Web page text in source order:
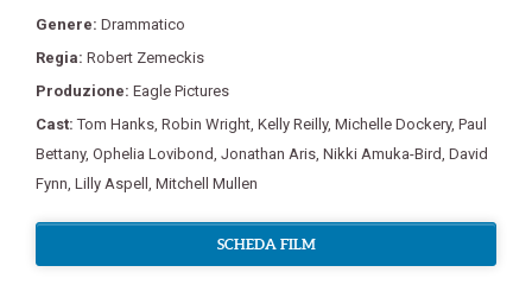
Genere: Drammatico
Regia: Robert Zemeckis
Produzione: Eagle Pictures
Cast:Tom Hanks Robin Wright Kelly Reilly, Michelle Dockery, Paul
Bettany, Ophelia Lovibond Jonathan Aris Nikki Amuka-Bird David
Fynn Lilly Aspell Mitchell Mullen
SCHEDA FILM